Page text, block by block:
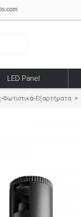
LED Panel
Φωτιστικά-Εξαρτήματα